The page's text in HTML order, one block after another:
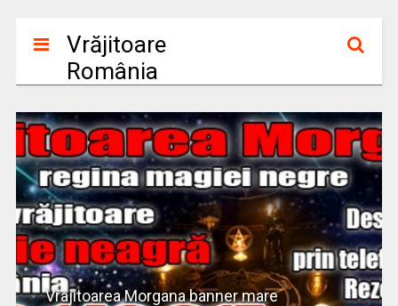
Vrăjitoare
România
Vrajitoarea Morgana banner mare